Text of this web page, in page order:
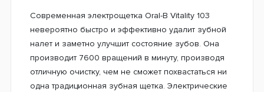
Современная электрощетка Oral-B Vitality 103
невероятно быстро и эффективно удалит зубной
налет и заметно улучшит состояние зубов. Она
производит 7600 вращений в минуту, производя
отличную очистку, чем не сможет похвастаться ни
одна традиционная зубная щетка. Электрические